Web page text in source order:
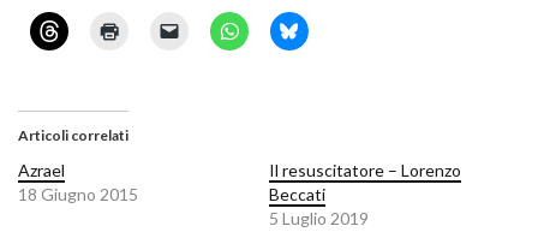
Articoli correlati
Azrael
18 Giugno 2015
Il resuscitatore – Lorenzo
Beccati
5 Luglio 2019